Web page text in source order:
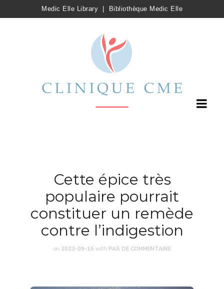
Medic Elle Library Bibliothèque Medic Elle
Cette épice très
populaire pourrait
constituer un remède
contre l’indigestion
on 2023-09-15 with PAS DE COMMENTAIRE